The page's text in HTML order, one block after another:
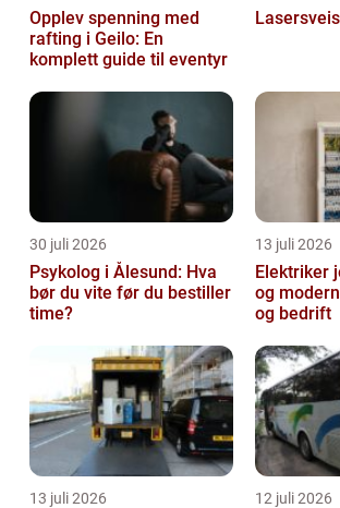
Opplev spenning med
rafting i Geilo: En
komplett guide til eventyr
30 juli 2026
Psykolog i Ålesund: Hva
bør du vite før du bestiller
time?
13 juli 2026
Elektriker
og
og bedrift
13 juli 2026 12 juli 2026